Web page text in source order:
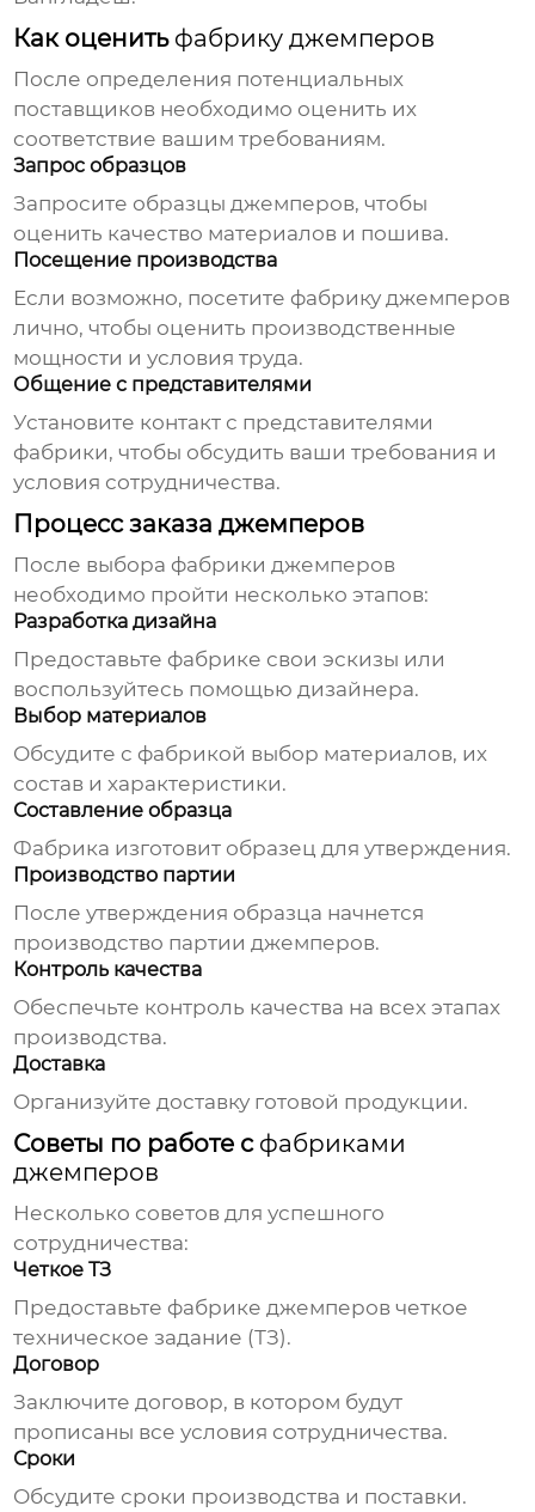
Как оценить фабрику джемперов
После определения потенциальных
поставщиков необходимо оценить их
соответствие вашим требованиям.
Запрос образцов
Запросите образцы джемперов, чтобы
оценить качество материалов и пошива.
Посещение производства
Если возможно, посетите фабрику джемперов
лично, чтобы оценить производственные
мощности и условия труда.
Общение с представителями
Установите контакт с представителями
фабрики, чтобы обсудить ваши требования и
условия сотрудничества.
Процесс заказа джемперов
После выбора фабрики джемперов
необходимо пройти несколько этапов:
Разработка дизайна
Предоставьте фабрике свои эскизы или
воспользуйтесь помощью дизайнера.
Выбор материалов
Обсудите с фабрикой выбор материалов, их
состав и характеристики.
Составление образца
Фабрика изготовит образец для утверждения.
Производство партии
После утверждения образца начнется
производство партии джемперов.
Контроль качества
Обеспечьте контроль качества на всех этапах
производства.
Доставка
Организуйте доставку готовой продукции.
Советы по работе с фабриками
джемперов
Несколько советов для успешного
сотрудничества:
Четкое ТЗ
Предоставьте фабрике джемперов четкое
техническое задание (ТЗ).
Договор
Заключите договор, в котором будут
прописаны все условия сотрудничества.
Сроки
Обсудите сроки производства и поставки.